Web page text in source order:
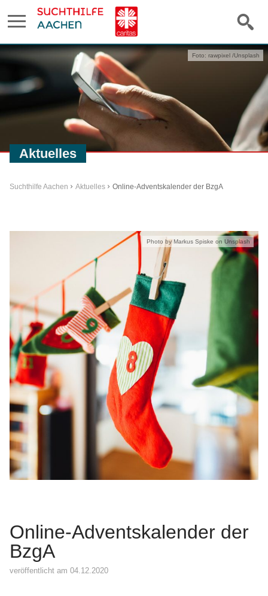
Aktuelles
Foto: rawpixel /Unsplash
Suchthilfe Aachen Aktuelles Online-Adventskalender der BzgA
Online-Adventskalender der
BzgA
veröffentlicht am 04.12.2020
Photo by Markus Spiske on Unsplash